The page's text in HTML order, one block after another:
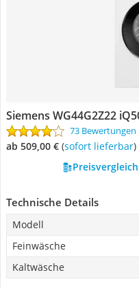
Siemens WG44G2Z22
73 Bewertungen
ab 509,00 € ( Sofort lieferbar)
Technische Details
Modell
Feinwäsche
Kaltwäsche